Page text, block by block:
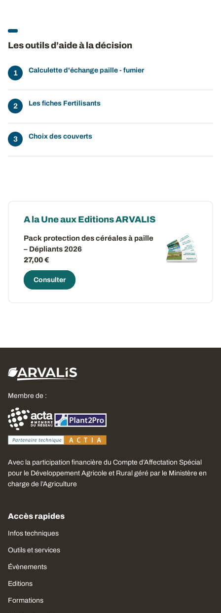
Les outils d’aide à la décision
Calculette d'échange paille - fumier
Les fiches Fertilisants
Choix des couverts
A la Une aux Editions ARVALIS
Pack protection des céréales à paille
– Dépliants 2026
27,00 €
Consulter
Membre de :
Avec la participation financière du Compte d’Affectation Spécial
pour le Développement Agricole et Rural géré par le Ministère en
charge de l’Agriculture
Accès rapides
Infos techniques
Outils et services
Évènements
Editions
Formations